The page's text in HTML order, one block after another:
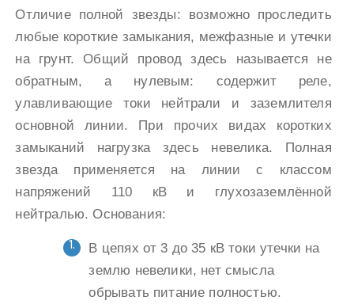
Отличие полной звезды: возможно проследить
любые короткие замыкания, межфазные и утечки
на грунт. Общий провод здесь называется не
обратным, а нулевым: содержит реле,
улавливающие токи нейтрали и заземлителя
основной линии. При прочих видах коротких
замыканий нагрузка здесь невелика. Полная
звезда применяется на линии с классом
напряжений 110 кВ и глухозаземлённой
нейтралью. Основания:
В цепях от 3 до 35 кВ токи утечки на
землю невелики, нет смысла
обрывать питание полностью.